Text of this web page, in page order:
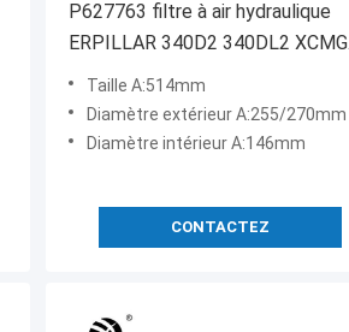
P627763 filtre à air hydraulique
ERPILLAR 340D2 340DL2 XCMG
300Taille A:514mm
Diamètre extérieur A:255/270mm
Diamètre intérieur A:146mm
CONTACTEZ